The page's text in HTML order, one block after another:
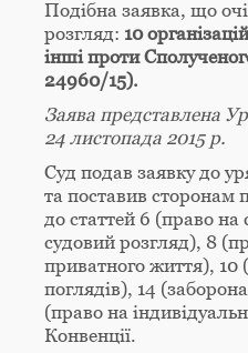
Подібна заявка, що
розгляд: 10
інші проти
24960/15).
Заява представлена
24 листопада 2015 р.
Суд подав заявку до
та поставив сторонам
до статтей 6 (право
судовий розгляд), 8
приватного життя),
поглядів), 14
(право на
Конвенції.